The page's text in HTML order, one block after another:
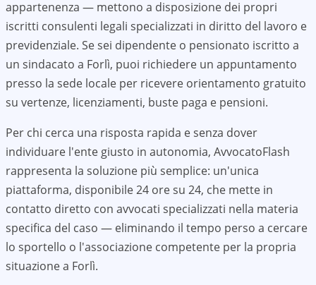
appartenenza — mettono a disposizione dei propri
iscritti consulenti legali specializzati in diritto del lavoro e
previdenziale. Se sei dipendente o pensionato iscritto a
un sindacato a Forlì, puoi richiedere un appuntamento
presso la sede locale per ricevere orientamento gratuito
su vertenze, licenziamenti, buste paga e pensioni.
Per chi cerca una risposta rapida e senza dover
individuare l'ente giusto in autonomia, AvvocatoFlash
rappresenta la soluzione più semplice: un'unica
piattaforma, disponibile 24 ore su 24, che mette in
contatto diretto con avvocati specializzati nella materia
specifica del caso — eliminando il tempo perso a cercare
lo sportello o l'associazione competente per la propria
situazione a Forlì.